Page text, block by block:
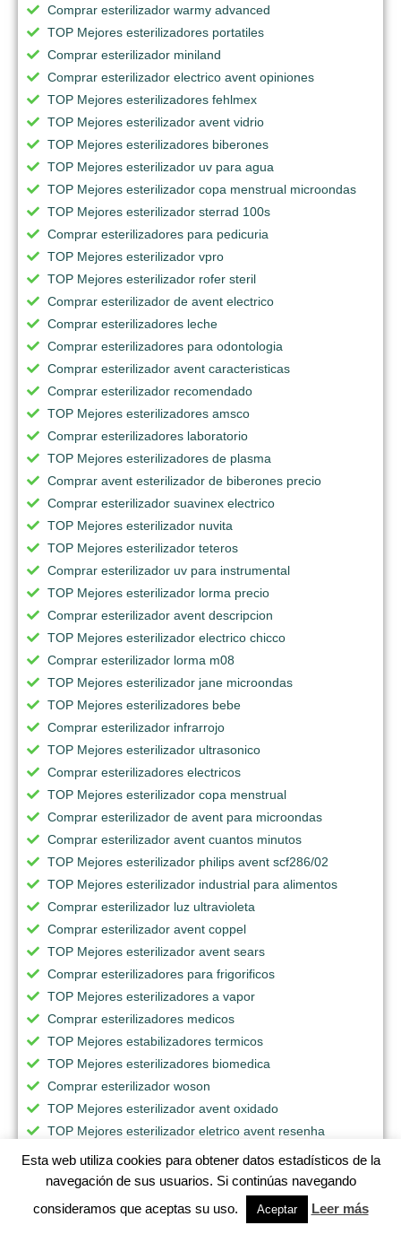
Comprar esterilizador warmy advanced
TOP Mejores esterilizadores portatiles
Comprar esterilizador miniland
Comprar esterilizador electrico avent opiniones
TOP Mejores esterilizadores fehlmex
TOP Mejores esterilizador avent vidrio
TOP Mejores esterilizadores biberones
TOP Mejores esterilizador uv para agua
TOP Mejores esterilizador copa menstrual microondas
TOP Mejores esterilizador sterrad 100s
Comprar esterilizadores para pedicuria
TOP Mejores esterilizador vpro
TOP Mejores esterilizador rofer steril
Comprar esterilizador de avent electrico
Comprar esterilizadores leche
Comprar esterilizadores para odontologia
Comprar esterilizador avent caracteristicas
Comprar esterilizador recomendado
TOP Mejores esterilizadores amsco
Comprar esterilizadores laboratorio
TOP Mejores esterilizadores de plasma
Comprar avent esterilizador de biberones precio
Comprar esterilizador suavinex electrico
TOP Mejores esterilizador nuvita
TOP Mejores esterilizador teteros
Comprar esterilizador uv para instrumental
TOP Mejores esterilizador lorma precio
Comprar esterilizador avent descripcion
TOP Mejores esterilizador electrico chicco
Comprar esterilizador lorma m08
TOP Mejores esterilizador jane microondas
TOP Mejores esterilizadores bebe
Comprar esterilizador infrarrojo
TOP Mejores esterilizador ultrasonico
Comprar esterilizadores electricos
TOP Mejores esterilizador copa menstrual
Comprar esterilizador de avent para microondas
Comprar esterilizador avent cuantos minutos
TOP Mejores esterilizador philips avent scf286/02
TOP Mejores esterilizador industrial para alimentos
Comprar esterilizador luz ultravioleta
Comprar esterilizador avent coppel
TOP Mejores esterilizador avent sears
Comprar esterilizadores para frigorificos
TOP Mejores esterilizadores a vapor
Comprar esterilizadores medicos
TOP Mejores estabilizadores termicos
TOP Mejores esterilizadores biomedica
Comprar esterilizador woson
TOP Mejores esterilizador avent oxidado
TOP Mejores esterilizador eletrico avent resenha
TOP Mejores esterilizador avent valor
TOP Mejores esterilizadores antiguos
TOP Mejores esterilizador oxido de etileno precio
Comprar esterilizadores calor seco
Esta web utiliza cookies para obtener datos estadísticos de la
navegación de sus usuarios. Si continúas navegando
consideramos que aceptas su uso.
Aceptar Leer más